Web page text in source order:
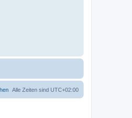
Alle Zeiten sind UTC+02:00